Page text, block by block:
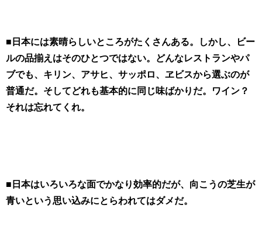
■日本には素晴らしいところがたくさんある。しかし、ビー
ルの品揃えはそのひとつではない。どんなレストランやパ
ブでも、キリン、アサヒ、サッポロ、ヱビスから選ぶのが
普通だ。そしてどれも基本的に同じ味ばかりだ。ワイン？
それは忘れてくれ。
■日本はいろいろな面でかなり効率的だが、向こうの芝生が
青いという思い込みにとらわれてはダメだ。